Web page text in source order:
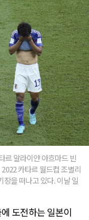
르 알라이얀 아흐마드 빈
카타르 월드컵 조별리
장을 떠나고 있다. 이날 일
도전하는 일본이